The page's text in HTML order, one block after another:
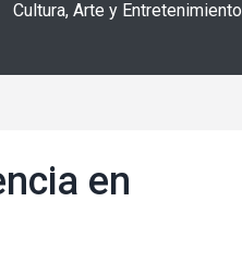
Cultura, Arte y Entretenimiento
en